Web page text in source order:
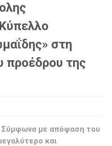
στη
προέδρου της
με απόφαση του
και